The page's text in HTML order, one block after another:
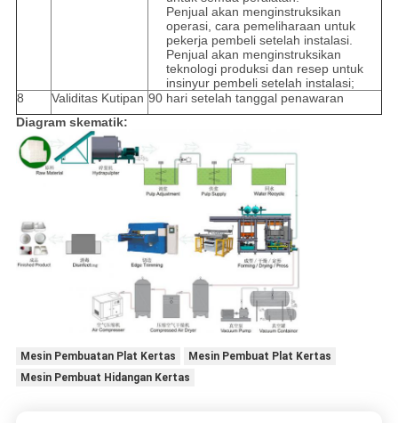
Penjual akan menginstruksikan
operasi, cara pemeliharaan untuk
pekerja pembeli setelah instalasi.
Penjual akan menginstruksikan
teknologi produksi dan resep untuk
insinyur pembeli setelah instalasi;
8
Validitas Kutipan 90 hari setelah tanggal penawaran
Diagram skematik:
Mesin Pembuatan Plat Kertas
Mesin Pembuat Plat Kertas
Mesin Pembuat Hidangan Kertas